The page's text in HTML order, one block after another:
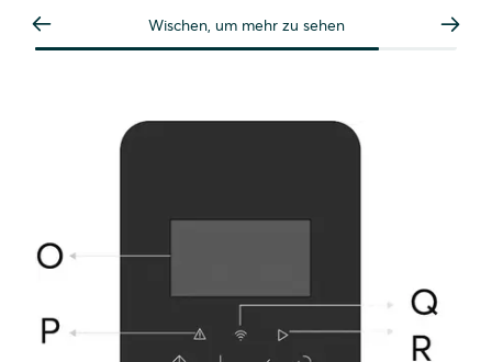
Wischen, um mehr zu sehen